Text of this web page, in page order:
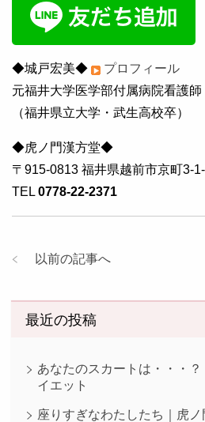
◆城戸宏美◆
プロフィール
元福井大学医学部付属病院看護
（福井県立大学・武生高校卒）
◆虎ノ門漢方堂◆
〒915-0813 福井県越前市京町3-
TEL 0778-22-2371
以前の記事へ
最近の投稿
あなたのスカートは・・・
イエット
座りすぎなわたしたち｜虎